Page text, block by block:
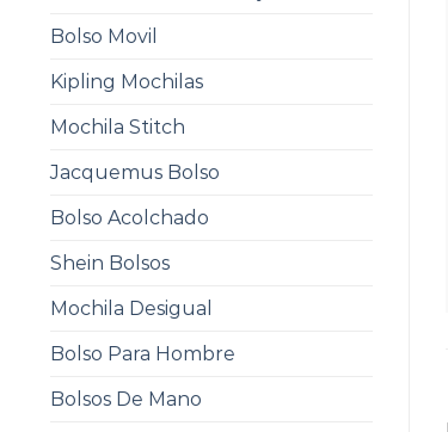
Bolso Movil
Kipling Mochilas
Mochila Stitch
Jacquemus Bolso
Bolso Acolchado
Shein Bolsos
Mochila Desigual
Bolso Para Hombre
Bolsos De Mano